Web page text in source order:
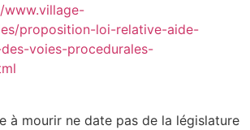
www.village-
proposition-loi-relative-aide-
voies-procedurales-
à mourir ne date pas de la législature